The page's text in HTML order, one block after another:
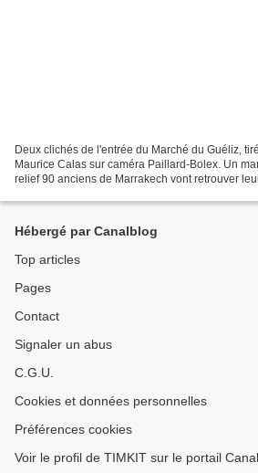
Deux clichés de l'entrée du Marché du Guéliz,
Maurice Calas sur caméra Paillard-Bolex. Un
relief 90 anciens de Marrakech vont retrouver
Hébergé par Canalblog
Top articles
Pages
Contact
Signaler un abus
C.G.U.
Cookies et données personnelles
Préférences cookies
Voir le profil de TIMKIT sur le portail